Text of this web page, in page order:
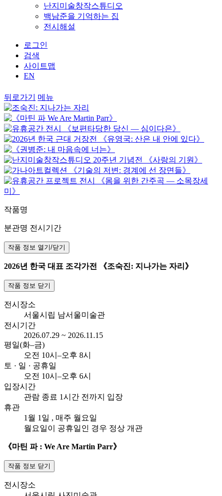
난지미술창작스튜디오
백남준을 기억하는 집
전시해설
로그인
검색
사이트맵
EN
뒤로가기 메뉴
작품명
분관명 전시기간
작품 정보 열기/닫기
2026년 한국 대표 조각가전 《조숙진: 지나가는 자리》
작품 정보 닫기
전시장소
서울시립 남서울미술관
전시기간
2026.07.29 ~ 2026.11.15
평일(화–금)
오전 10시–오후 8시
토 · 일 · 공휴일
오전 10시–오후 6시
입장시간
관람 종료 1시간 전까지 입장
휴관
1월 1일 , 매주 월요일
월요일이 공휴일인 경우 정상 개관
《마틴 파 : We Are Martin Parr》
작품 정보 닫기
전시장소